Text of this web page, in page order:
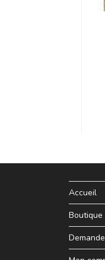
Accueil
Boutique